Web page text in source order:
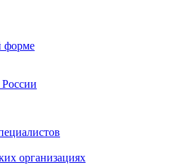
форме
России
организациях